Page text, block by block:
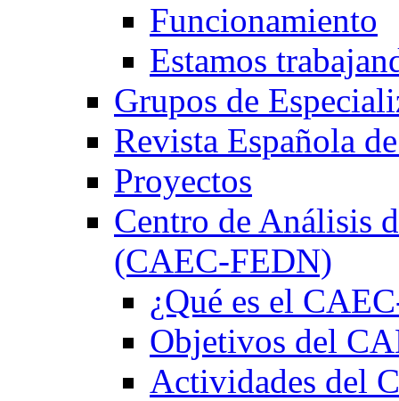
Funcionamiento
Estamos
Grupos de
Revista Española
Proyectos
Centro de Análisis
(CAEC-FEDN)
¿Qué es el
Objetivos del
Actividades del